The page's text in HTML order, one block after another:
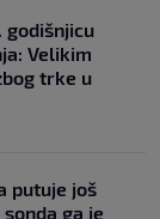
godišnjicu
Velikim
trke u
putuje još
ga je